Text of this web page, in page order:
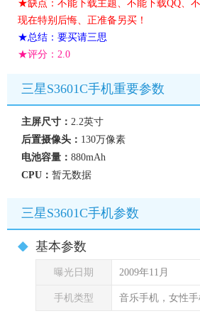
★缺点：不能下载主题、不能下载QQ、
现在特别后悔、正准备另买！
★总结：要买请三思
★评分： 2.0
三星S3601C手机重要参数
主屏尺寸： 2.2英寸
后置摄像头： 130万像素
电池容量： 880mAh
CPU： 暂无数据
三星S3601C手机参数
基本参数
曝光日期 2009年11月
手机类型 音乐手机，女性